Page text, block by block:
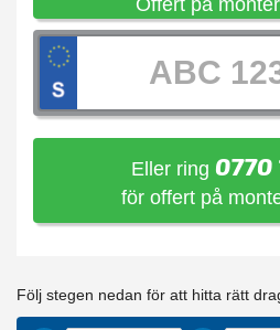
Offert på
Eller ring 0770
för offert på
Följ stegen nedan för att hitta rätt